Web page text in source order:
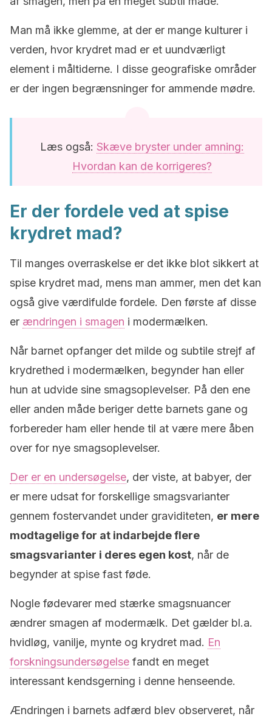
Man må ikke glemme, at der er mange kulturer i
verden, hvor krydret mad er et uundværligt
element i måltiderne. I disse geografiske områder
er der ingen begrænsninger for ammende mødre.
Læs også: Skæve bryster under amning:
Hvordan kan de korrigeres?
Er der fordele ved at spise
krydret mad?
Til manges overraskelse er det ikke blot sikkert at
spise krydret mad, mens man ammer, men det kan
også give værdifulde fordele. Den første af disse
er ændringen i smagen i modermælken.
Når barnet opfanger det milde og subtile strejf af
krydrethed i modermælken, begynder han eller
hun at udvide sine smagsoplevelser. På den ene
eller anden måde beriger dette barnets gane og
forbereder ham eller hende til at være mere åben
over for nye smagsoplevelser.
Der er en undersøgelse, der viste, at babyer, der
er mere udsat for forskellige smagsvarianter
gennem fostervandet under graviditeten, er mere
modtagelige for at indarbejde flere
smagsvarianter i deres egen kost, når de
begynder at spise fast føde.
Nogle fødevarer med stærke smagsnuancer
ændrer smagen af modermælk. Det gælder bl.a.
hvidløg, vanilje, mynte og krydret mad. En
forskningsundersøgelse fandt en meget
interessant kendsgerning i denne henseende.
Ændringen i barnets adfærd blev observeret, når